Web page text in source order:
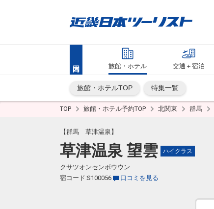
旅館・ホテル 交通＋宿泊
旅館・ホテルTOP 特集一覧
TOP 旅館・ホテル予約TOP 北関東 群馬
【群馬 草津温泉】
草津温泉 望雲 ハイクラス
クサツオンセンボウウン
宿コード:S100056
口コミを見る